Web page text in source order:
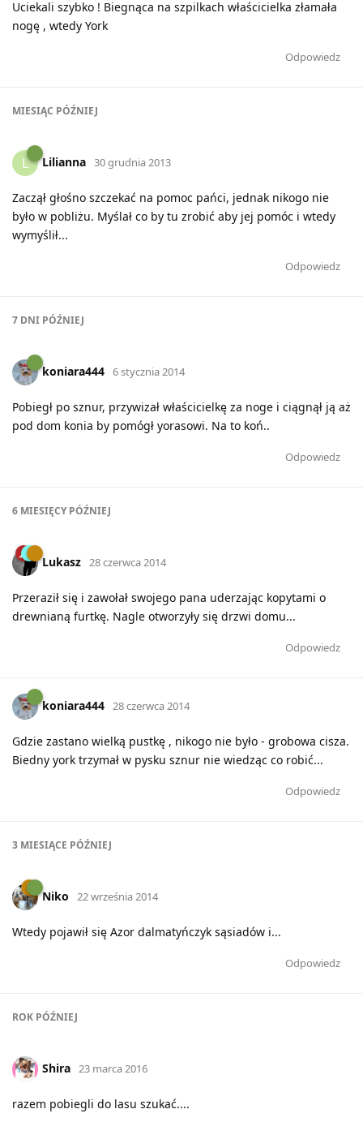
Uciekali szybko ! Biegnąca na szpilkach właścicielka złamała
nogę , wtedy York
Odpowiedz
MIESIĄC PÓŹNIEJ
L Lilianna 30 grudnia 2013
Zaczął głośno szczekać na pomoc pańci, jednak nikogo nie
było w pobliżu. Myślał co by tu zrobić aby jej pomóc i wtedy
wymyślił...
Odpowiedz
7 DNI PÓŹNIEJ
koniara444 6 stycznia 2014
Pobiegł po sznur, przywizał właścicielkę za noge i ciągnął ją aż
pod dom konia by pomógł yorasowi. Na to koń..
Odpowiedz
6 MIESIĘCYPÓŹNIEJ
Lukasz 28 czerwca 2014
Przeraził się i zawołał swojego pana uderzając kopytami o
drewnianą furtkę. Nagle otworzyły się drzwi domu...
Odpowiedz
koniara444 28 czerwca 2014
Gdzie zastano wielką pustkę , nikogo nie było - grobowa cisza.
Biedny york trzymał w pysku sznur nie wiedząc co robić...
Odpowiedz
3 MIESIĄCE PÓŹNIEJ
Niko 22 września 2014
Wtedy pojawił się Azor dalmatyńczyk sąsiadów i...
Odpowiedz
ROK PÓŹNIEJ
Shira 23 marca 2016
razem pobiegli do lasu szukać....